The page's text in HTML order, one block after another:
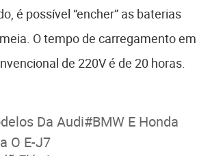
é possível “encher” as baterias
O tempo de carregamento em
de 220V é de 20 horas.
Da Audi BMW E Honda
O E-J7